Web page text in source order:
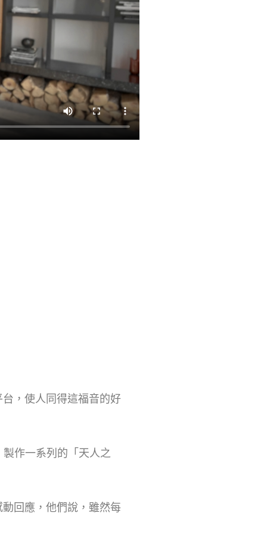
，使人同得這福音的好
作一系列的「天人之
回應，他們說，雖然每